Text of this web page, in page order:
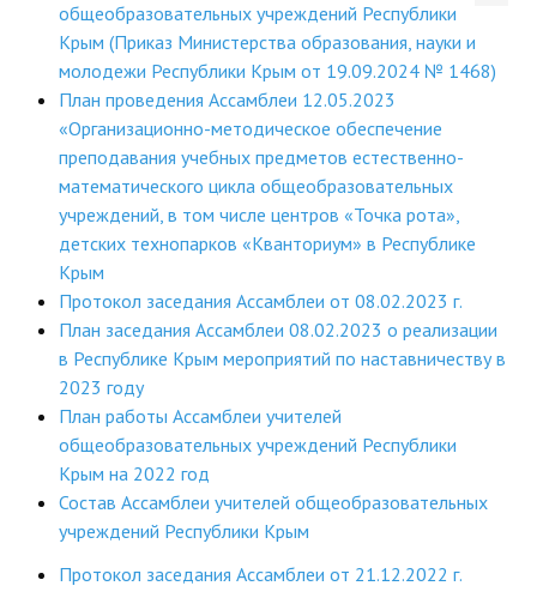
АНОНСЫ
ИНСТИТУТ
Противодействие коррупции
В ПОМОЩЬ УЧИТЕЛЮ
Организация УВП
ГИА
Карта ГИА РК
Советуем прочитать
Готовимся к новому учебному году 2026-2027
ДПО
общеобразовательных учреждений Республики
Крым (Приказ Министерства образования, науки и
молодежи Республики Крым от 19.09.2024 № 1468)
План проведения Ассамблеи 12.05.2023
«Организационно-методическое обеспечение
преподавания учебных предметов естественно-
математического цикла общеобразовательных
учреждений, в том числе центров «Точка рота»,
детских технопарков «Кванториум» в Республике
Крым
Протокол заседания Ассамблеи от 08.02.2023 г.
План заседания Ассамблеи 08.02.2023 о реализации
в Республике Крым мероприятий по наставничеству в
2023 году
План работы Ассамблеи учителей
общеобразовательных учреждений Республики
Крым на 2022 год
Состав Ассамблеи учителей общеобразовательных
учреждений Республики Крым
Протокол заседания Ассамблеи от 21.12.2022 г.